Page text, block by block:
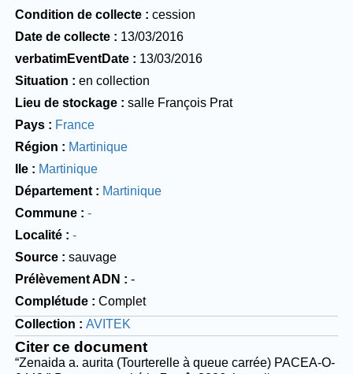
Condition de collecte
cession
Date de collecte
13/03/2016
verbatimEventDate
13/03/2016
Situation
en collection
Lieu de stockage
salle François Prat
Pays
France
Région
Martinique
Ile
Martinique
Département
Martinique
Commune
-
Localité
-
Source
sauvage
Prélèvement ADN
-
Complétude
Complet
Collection
AVITEK
Citer ce document
“Zenaida a. aurita (Tourterelle à queue carrée) PACEA-O-